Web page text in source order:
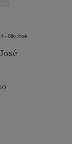
- São José